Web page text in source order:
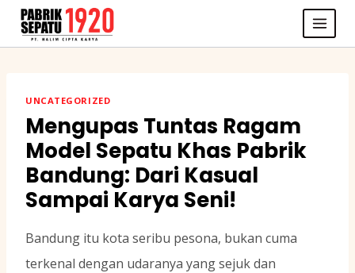
Skip
UNCATEGORIZED
Mengupas Tuntas Ragam
Model Sepatu Khas Pabrik
Bandung: Dari Kasual
Sampai Karya Seni!
Bandung itu kota seribu pesona, bukan cuma
terkenal dengan udaranya yang sejuk dan